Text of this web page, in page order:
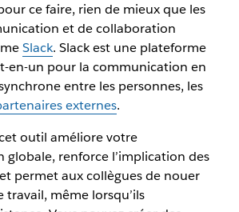
ce faire, rien de mieux que les
et de collaboration
Slack. Slack est une plateforme
en-un pour la communication en
entre les personnes, les
externes.
outil améliore votre
renforce l’implication des
permet aux collègues de nouer
travail, même lorsqu’ils